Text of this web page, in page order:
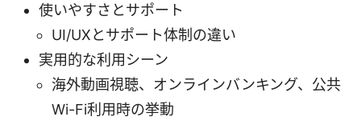
使いやすさとサポート
UI/UXとサポート体制の違い
実用的な利用シーン
海外動画視聴、オンラインバンキング、公共
Wi-Fi利用時の挙動